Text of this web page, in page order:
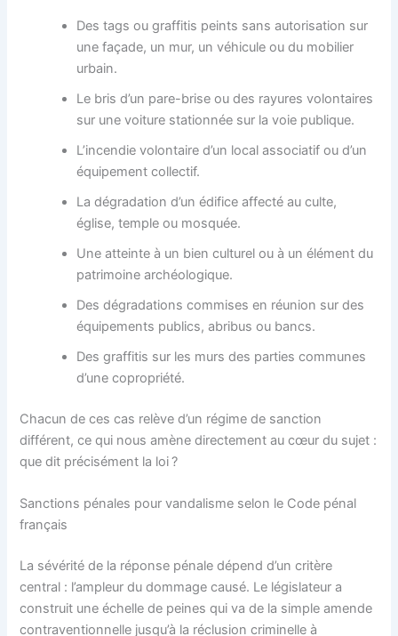
Des tags ou graffitis peints sans autorisation sur
une façade, un mur, un véhicule ou du mobilier
urbain.
Le bris d’un pare-brise ou des rayures volontaires
sur une voiture stationnée sur la voie publique.
L’incendie volontaire d’un local associatif ou d’un
équipement collectif.
La dégradation d’un édifice affecté au culte,
église, temple ou mosquée.
Une atteinte à un bien culturel ou à un élément du
patrimoine archéologique.
Des dégradations commises en réunion sur des
équipements publics, abribus ou bancs.
Des graffitis sur les murs des parties communes
d’une copropriété.
Chacun de ces cas relève d’un régime de sanction
différent, ce qui nous amène directement au cœur du sujet :
que dit précisément la loi ?
Sanctions pénales pour vandalisme selon le Code pénal
français
La sévérité de la réponse pénale dépend d’un critère
central : l’ampleur du dommage causé. Le législateur a
construit une échelle de peines qui va de la simple amende
contraventionnelle jusqu’à la réclusion criminelle à